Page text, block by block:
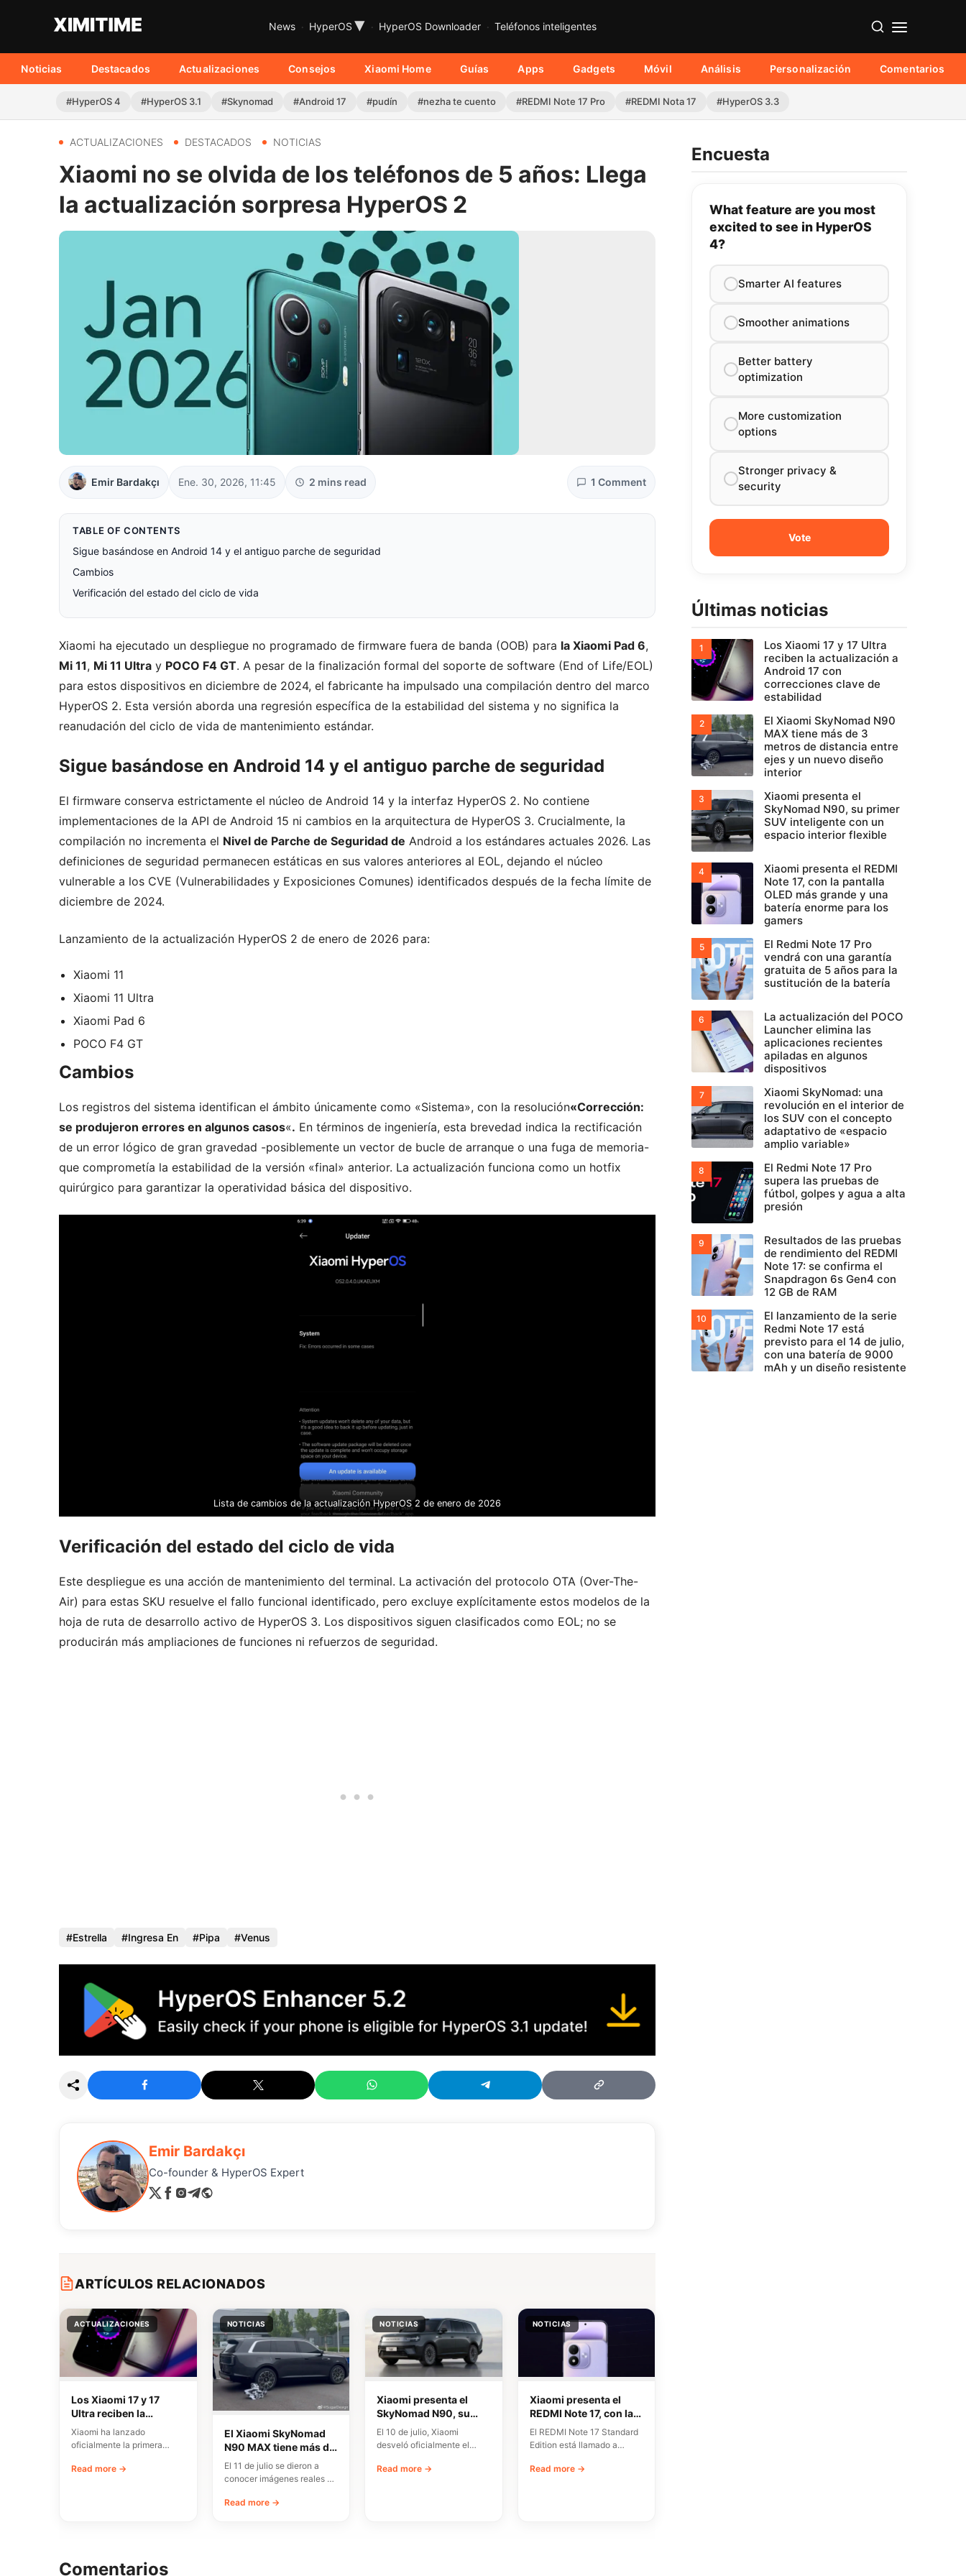
News HyperOS ▾ HyperOS Downloader Teléfonos inteligentes
Noticias Destacados Actualizaciones Consejos Xiaomi Home Guías Apps Gadgets Móvil Análisis Personalización Comentarios
#HyperOS 4 #HyperOS 3.1 #Skynomad #Android 17 #pudín #nezha te cuento #REDMI Note 17 Pro #REDMI Nota 17 #HyperOS 3.3
ACTUALIZACIONES DESTACADOS NOTICIAS
Xiaomi no se olvida de los teléfonos de 5 años: Llega
la actualización sorpresa HyperOS 2
Emir Bardakçı Ene. 30, 2026, 11:45 2 mins read 1 Comment
TABLE OF CONTENTS
Sigue basándose en Android 14 y el antiguo parche de seguridad
Cambios
Verificación del estado del ciclo de vida
Xiaomi ha ejecutado un despliegue no programado de firmware fuera de banda (OOB) para la Xiaomi Pad 6,
Mi 11, Mi 11 Ultra y POCO F4 GT. A pesar de la finalización formal del soporte de software (End of Life/EOL)
para estos dispositivos en diciembre de 2024, el fabricante ha impulsado una compilación dentro del marco
HyperOS 2. Esta versión aborda una regresión específica de la estabilidad del sistema y no significa la
reanudación del ciclo de vida de mantenimiento estándar.
Sigue basándose en Android 14 y el antiguo parche de seguridad
El firmware conserva estrictamente el núcleo de Android 14 y la interfaz HyperOS 2. No contiene
implementaciones de la API de Android 15 ni cambios en la arquitectura de HyperOS 3. Crucialmente, la
compilación no incrementa el Nivel de Parche de Seguridad de Android a los estándares actuales 2026. Las
definiciones de seguridad permanecen estáticas en sus valores anteriores al EOL, dejando el núcleo
vulnerable a los CVE (Vulnerabilidades y Exposiciones Comunes) identificados después de la fecha límite de
diciembre de 2024.
Lanzamiento de la actualización HyperOS 2 de enero de 2026 para:
Xiaomi 11
Xiaomi 11 Ultra
Xiaomi Pad 6
POCO F4 GT
Cambios
Los registros del sistema identifican el ámbito únicamente como «Sistema», con la resolución«Corrección:
se produjeron errores en algunos casos«. En términos de ingeniería, esta brevedad indica la rectificación
de un error lógico de gran gravedad -posiblemente un vector de bucle de arranque o una fuga de memoria-
que comprometía la estabilidad de la versión «final» anterior. La actualización funciona como un hotfix
quirúrgico para garantizar la operatividad básica del dispositivo.
Lista de cambios de la actualización HyperOS 2 de enero de 2026
Verificación del estado del ciclo de vida
Este despliegue es una acción de mantenimiento del terminal. La activación del protocolo OTA (Over-The-
Air) para estas SKU resuelve el fallo funcional identificado, pero excluye explícitamente estos modelos de la
hoja de ruta de desarrollo activo de HyperOS 3. Los dispositivos siguen clasificados como EOL; no se
producirán más ampliaciones de funciones ni refuerzos de seguridad.
Estrella Ingresa En Pipa Venus
Emir Bardakçı
Co-founder & HyperOS Expert
ARTÍCULOS RELACIONADOS
ACTUALIZACIONES
Los Xiaomi 17 y 17
Ultra reciben la
actualización a
Android 17 con
correcciones clave de
estabilidad
Xiaomi ha lanzado
oficialmente la primera
en Android 17 para el
Read more →
NOTICIAS
El Xiaomi SkyNomad
N90 MAX tiene más de
3 metros de distancia
entre ejes y un nuevo
diseño interior
El 11 de julio se dieron a
conocer imágenes reales y
Read more →
NOTICIAS
Xiaomi presenta el
SkyNomad N90, su
primer SUV inteligente
con un espacio interior
El 10 de julio, Xiaomi
desveló oficialmente el
diseño de…
Read more →
NOTICIAS
Xiaomi presenta el
REDMI Note 17, con la
pantalla OLED más
grande y una batería
gamers
El REDMI Note 17 Standard
Edition está llamado a
Read more →
Comentarios
Encuesta
What feature are you most
excited to see in HyperOS
4?
Smarter AI features
Smoother animations
Better battery
optimization
More customization
options
Stronger privacy &
security
Últimas noticias
Los Xiaomi 17 y 17 Ultra
reciben la actualización a
Android 17 con
correcciones clave de
estabilidad
El Xiaomi SkyNomad N90
MAX tiene más de 3
metros de distancia entre
ejes y un nuevo diseño
interior
Xiaomi presenta el
SkyNomad N90, su primer
SUV inteligente con un
espacio interior flexible
Xiaomi presenta el REDMI
Note 17, con la pantalla
OLED más grande y una
batería enorme para los
gamers
El Redmi Note 17 Pro
vendrá con una garantía
gratuita de 5 años para la
sustitución de la batería
La actualización del POCO
Launcher elimina las
aplicaciones recientes
apiladas en algunos
dispositivos
Xiaomi SkyNomad: una
revolución en el interior de
los SUV con el concepto
adaptativo de «espacio
amplio variable»
El Redmi Note 17 Pro
supera las pruebas de
fútbol, golpes y agua a alta
presión
Resultados de las pruebas
de rendimiento del REDMI
Note 17: se confirma el
Snapdragon 6s Gen4 con
12 GB de RAM
El lanzamiento de la serie
Redmi Note 17 está
previsto para el 14 de julio,
con una batería de 9000
mAh y un diseño resistente